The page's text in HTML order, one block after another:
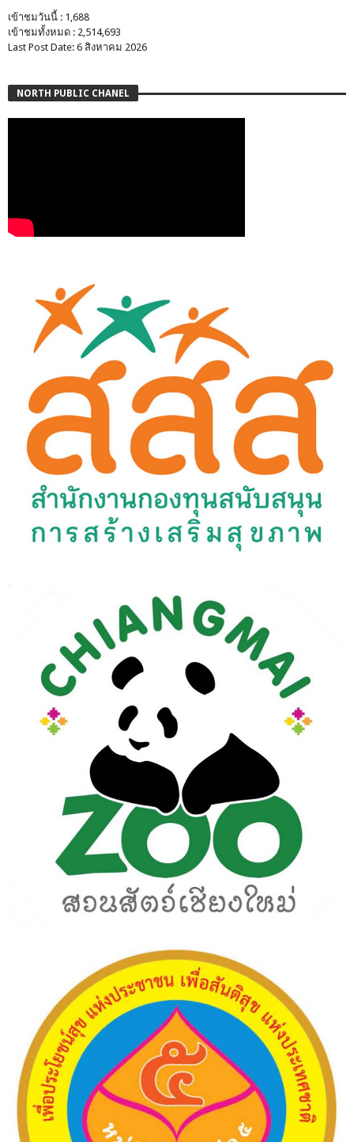
เข้าชมวันนี้ : 1,688
เข้าชมทั้งหมด : 2,514,693
Last Post Date: 6 สิงหาคม 2026
NORTH PUBLIC CHANEL